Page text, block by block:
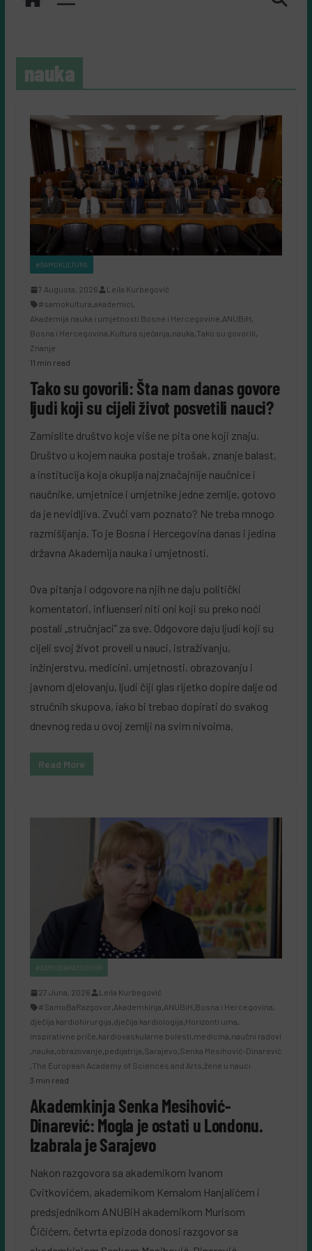
nauka
#SAMOKULTURA
7 Augusta, 2026
Leila Kurbegović
#samokultura,akademici,
Akademija nauka i umjetnosti Bosne i Hercegovine,ANUBiH,
Bosna i Hercegovina,Kultura sjećanja,nauka,Tako su govorili,
Znanje
11 min read
Tako su govorili: Šta nam danas govore
ljudi koji su cijeli život posvetili nauci?
Zamislite društvo koje više ne pita one koji znaju.
Društvo u kojem nauka postaje trošak, znanje balast,
a institucija koja okuplja najznačajnije naučnice i
naučnike, umjetnice i umjetnike jedne zemlje, gotovo
da je nevidljiva. Zvuči vam poznato? Ne treba mnogo
razmišljanja. To je Bosna i Hercegovina danas i jedina
državna Akademija nauka i umjetnosti.
Ova pitanja i odgovore na njih ne daju politički
komentatori, influenseri niti oni koji su preko noći
postali „stručnjaci” za sve. Odgovore daju ljudi koji su
cijeli svoj život proveli u nauci, istraživanju,
inžinjerstvu, medicini, umjetnosti, obrazovanju i
javnom djelovanju, ljudi čiji glas rijetko dopire dalje od
stručnih skupova, iako bi trebao dopirati do svakog
dnevnog reda u ovoj zemlji na svim nivoima.
Read More
#SAMOBARAZGOVOR
27 Juna, 2026
Leila Kurbegović
#SamoBaRazgovor,Akademkinja,ANUBiH,Bosna i Hercegovina,
dječija kardiohirurgija,dječija kardiologija,Horizonti uma,
inspirativne priče,kardiovaskularne bolesti,medicina,naučni radovi
,nauka,obrazovanje,pedijatrija,Sarajevo,Senka Mesihović-Dinarević
,The European Academy of Sciences and Arts,žene u nauci
3 min read
Akademkinja Senka Mesihović-
Dinarević: Mogla je ostati u Londonu.
Izabrala je Sarajevo
Nakon razgovora sa akademikom Ivanom
Cvitkovićem, akademikom Kemalom Hanjalićem i
predsjednikom ANUBiH akademikom Murisom
Čičićem, četvrta epizoda donosi razgovor sa